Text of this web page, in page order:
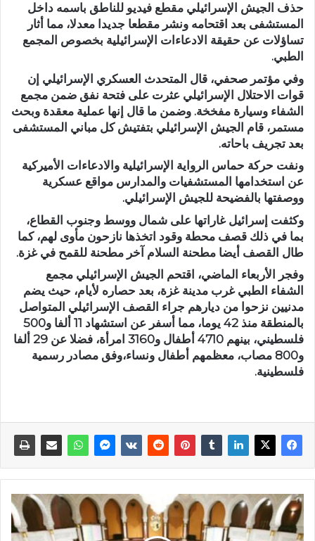
حذف الجيش الإسرائيلي مقطع فيديو للناطق باسمه داخل
المستشفى بعد اقتحامه ونشر مقطعا جديدا معدلا، مما أثار
تساؤلات عن حقيقة الادعاءات الإسرائيلية بخصوص المجمع
الطبي.
وفي مؤتمر صحفي، قال المتحدث العسكري الإسرائيلي إن
قوات الاحتلال الإسرائيلي عثرت على فتحة نفق ضمن مجمع
الشفاء وسيارة مفخخة. وضمن ما قال إنها عملية معقدة وبحث
مستمر، قام الجيش الإسرائيلي بتفتيش كل مباني المستشفى
بعد تجريف باحاته.
ونفت حركة حماس الرواية الإسرائيلية والادعاءات الأميركية
عن استخدامها المستشفيات والمدارس مواقع عسكرية
ووصفتها بالفضيحة للجيش الإسرائيلي.
وكثفت إسرائيل غاراتها على شمال ووسط وجنوب القطاع،
بما في ذلك قصف محطة وقود اتخذها نازحون مأوى لهم، كما
طال القصف أيضا مطحنة السلام آخر مطحنة للقمح في غزة.
وفجر الأربعاء الماضي، اقتحم الجيش الإسرائيلي مجمع
الشفاء الطبي غرب مدينة غزة، بعد حصاره لأيام، حيث يضم
مدنيين نزحوا من ديارهم جراء القصف الإسرائيلي المتواصل
بالمنطقة منذ 42 يوما، مما أسفر عن استشهاد 11 ألفا و500
فلسطيني، بينهم 4710 أطفال و3160 امرأة، فضلا عن 29 ألفا
و800 مصاب، معظمهم أطفال ونساء،وفق مصادر رسمية
فلسطينية.